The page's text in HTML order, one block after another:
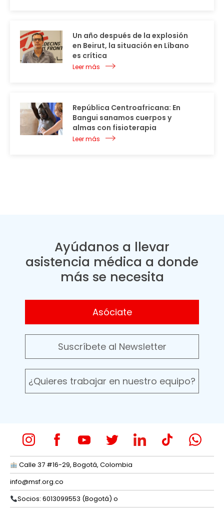
Un año después de la explosión
en Beirut, la situación en Líbano
es crítica
Leer más
República Centroafricana: En
Bangui sanamos cuerpos y
almas con fisioterapia
Leer más
Ayúdanos a llevar
asistencia médica a donde
más se necesita
Asóciate
Suscríbete al Newsletter
¿Quieres trabajar en nuestro equipo?
Calle 37 #16-29, Bogotá, Colombia
info@msf.org.co
Socios: 6013099553 (Bogotá) o